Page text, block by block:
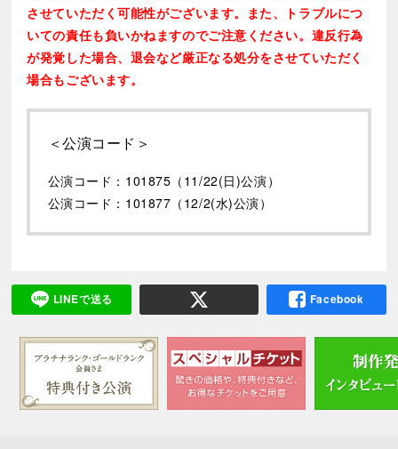
◆帝国ホテル 東京「ガルガンチュワ」にて、お土産セッ
トをお渡しいたします！
※「ガルガンチュワ」の詳細はこちら
⑦帝国ホテルお土産セット
※帝国ホテル 東京「ガルガンチュワ」営業時間内にお
確認ください。）
※お土産券の有効期限は 当日中となります。
※お土産セットの内容は下記になります。
ナルリーフティーバッグ×１
＜選べるお食事プラン共通のご注意＞
※お食事券およびお土産券はお一人様につき、1枚となり
ます。
※コンビニで観劇チケットお引き取りの際、お食事券も
あわせてお引き取りください。
させていただく可能性がございます。また、トラブルにつ
いての責任も負いかねますのでご注意ください。違反行為
が発覚した場合、退会など厳正なる処分をさせていただく
場合もございます。
＜公演コード＞
公演コード：101875（11/22(日)公演）
公演コード：101877（12/2(水)公演）
LINEで送る Facebook